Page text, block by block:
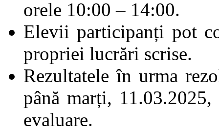
orele 10:00 – 14:00.
Elevii participanți pot
propriei lucrări scrise.
Rezultatele în urma
până marți,
evaluare.